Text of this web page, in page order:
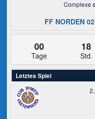
Complexe
FF NORDEN
00
Tage
18
Std.
Letztes Spiel